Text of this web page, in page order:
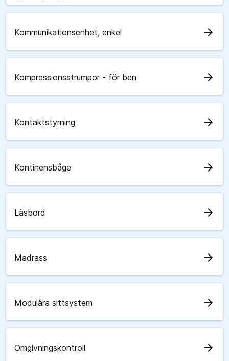
Kommunikationsenhet, enkel arrow_forward
Kompressionsstrumpor - för ben arrow_forward
Kontaktstyrning arrow_forward
Kontinensbåge arrow_forward
Läsbord arrow_forward
Madrass arrow_forward
Modulära sittsystem arrow_forward
Omgivningskontroll arrow_forward